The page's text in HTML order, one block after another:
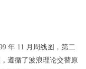
年 11 月周线图，第二
遵循了波浪理论交替原